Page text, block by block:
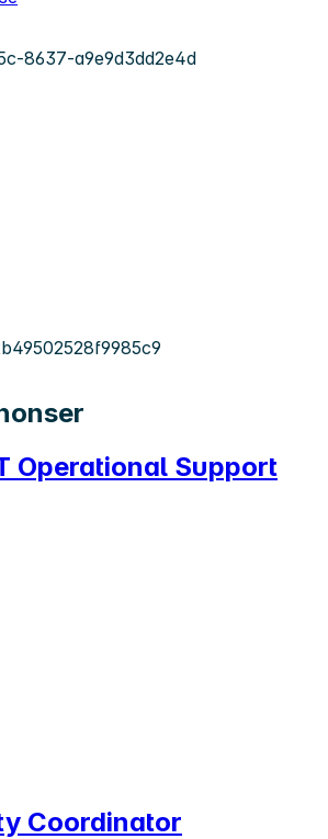
8637-a9e9d3dd2e4d
Operational Support
Coordinator